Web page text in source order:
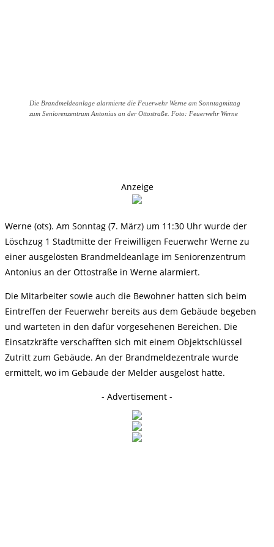
Die Brandmeldeanlage alarmierte die Feuerwehr Werne am Sonntagmittag
zum Seniorenzentrum Antonius an der Ottostraße. Foto: Feuerwehr Werne
Anzeige
Werne (ots). Am Sonntag (7. März) um 11:30 Uhr wurde der
Löschzug 1 Stadtmitte der Freiwilligen Feuerwehr Werne zu
einer ausgelösten Brandmeldeanlage im Seniorenzentrum
Antonius an der Ottostraße in Werne alarmiert.
Die Mitarbeiter sowie auch die Bewohner hatten sich beim
Eintreffen der Feuerwehr bereits aus dem Gebäude begeben
und warteten in den dafür vorgesehenen Bereichen. Die
Einsatzkräfte verschafften sich mit einem Objektschlüssel
Zutritt zum Gebäude. An der Brandmeldezentrale wurde
ermittelt, wo im Gebäude der Melder ausgelöst hatte.
- Advertisement -